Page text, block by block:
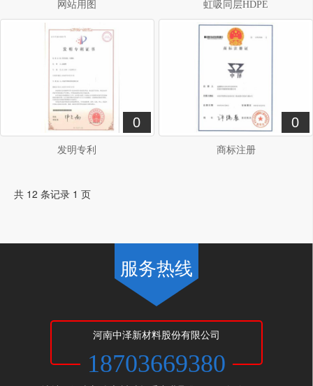
网站用图 虹吸同层HDPE
0
发明专利
0
商标注册
共 12 条记录 1 页
服务热线
河南中泽新材料股份有限公司
18703669380